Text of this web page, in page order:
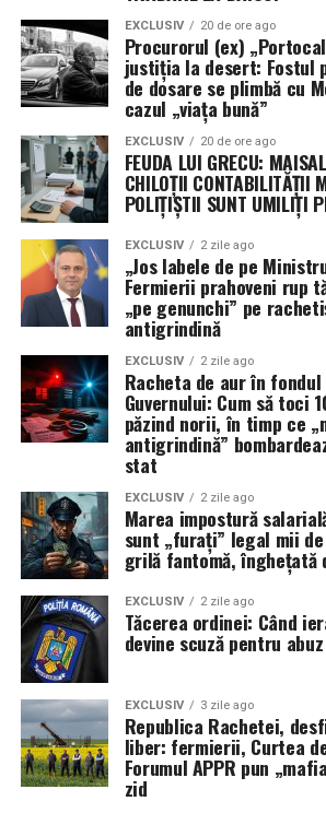
Excluderea din magistratură(art.
totuși, timp liber să se plimbe. Poate
pentru un nou dosar? „Tigăile lui Ghiță
Mercedes-ului”?
Minuta ICCJ spune „definitivă”.
dimineață spune „Mercedes”.
Iată paradoxul suprem, mai comic
în timp ceMinuta Înaltei Curţi nr.
grav despre „ reaua credință
garanțiile funcției judiciare”,
demonstrează o credință de fier în
second-hand de lux.Dosarul 113/P/
clasare și rușine națională. Dar
PH71JUDmerge înainte, un
unei epoci în care „elita” justiției
rulantă și, se pare, își lua mașini pe
Concluzie: Când justiția dă
Mercedes. Doar să ai tupeu.
Așadar, dragă cititorule, data viitoare
Mercedes maro în trafic, cu număr de
bine. S-ar putea să fie o lecție vie în
transformi o carieră naufragiată în
confortabil pe autostrăzile bunăstării
nu cauți, te rog, „gravă neglijență” în
fel ca și dosarele lui, s-ar putea să
I.).
EXCLUSIV 20 de ore ago
Procurorul (ex)
justiția la desert: Fostul
de dosare se plimbă cu
cazul „viața bună”
EXCLUSIV 20 de ore ago
FEUDA LUI GRECU:
CHILOȚII CONTABILITĂȚII
POLIȚIȘTII SUNT UMILIȚI
EXCLUSIV 2 zile ago
„Jos labele de pe
Fermierii prahoveni rup
„pe genunchi” pe
antigrindină
EXCLUSIV 2 zile ago
Racheta de aur în
Guvernului: Cum să toci
păzind norii, în timp ce
antigrindină”
stat
EXCLUSIV 2 zile ago
Marea impostură
sunt „furați” legal mii
grilă fantomă, înghețată
EXCLUSIV 2 zile ago
Tăcerea ordinei: Când
devine scuză pentru abuz
EXCLUSIV 3 zile ago
Republica Rachetei,
liber: fermierii, Curtea
Forumul APPR pun
zid